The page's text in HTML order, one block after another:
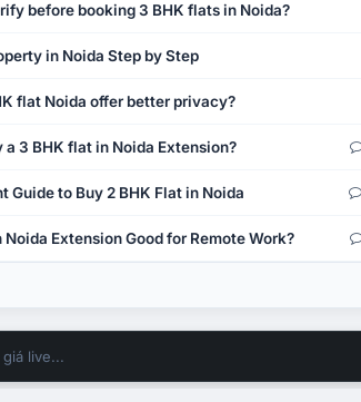
before booking 3 BHK flats in Noida?
in Noida Step by Step
flat Noida offer better privacy?
a 3 BHK flat in Noida Extension?
Guide to Buy 2 BHK Flat in Noida
Noida Extension Good for Remote Work?
live...